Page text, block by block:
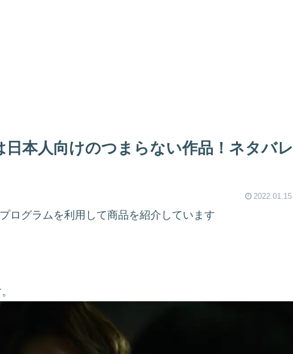
日本人向けのつまらない作品！ネタバレ
2022.01.15
ログラムを利用して商品を紹介しています